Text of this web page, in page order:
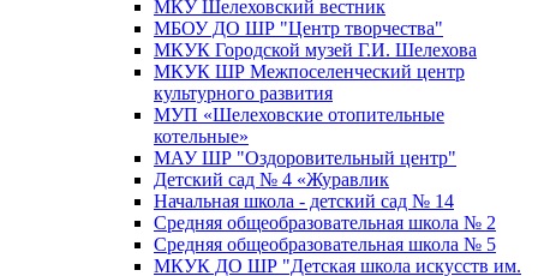
МКУ Шелеховский вестник
МБОУ ДО ШР "Центр творчества"
МКУК Городской музей Г.И. Шелехова
МКУК ШР Межпоселенческий центр
культурного развития
МУП «Шелеховские отопительные
котельные»
МАУ ШР "Оздоровительный центр"
Детский сад № 4 «Журавлик
Начальная школа - детский сад № 14
Средняя общеобразовательная школа № 2
Средняя общеобразовательная школа № 5
МКУК ДО ШР "Детская школа искусств им.